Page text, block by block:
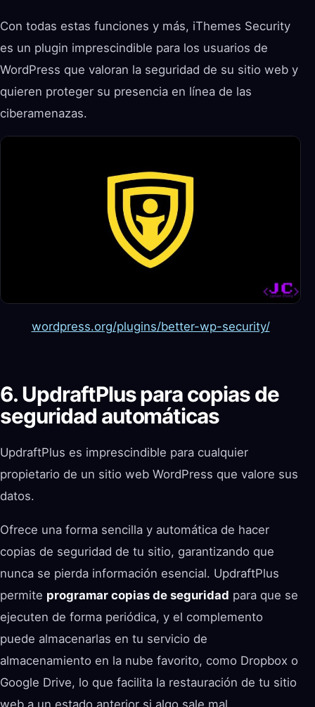
Con todas estas funciones y más, iThemes Security
es un plugin imprescindible para los usuarios de
WordPress que valoran la seguridad de su sitio web y
quieren proteger su presencia en línea de las
ciberamenazas.
wordpress.org/plugins/better-wp-security/
6. UpdraftPlus para copias de
seguridad automáticas
UpdraftPlus es imprescindible para cualquier
propietario de un sitio web WordPress que valore sus
datos.
Ofrece una forma sencilla y automática de hacer
copias de seguridad de tu sitio, garantizando que
nunca se pierda información esencial. UpdraftPlus
permite programar copias de seguridad para que se
ejecuten de forma periódica, y el complemento
puede almacenarlas en tu servicio de
almacenamiento en la nube favorito, como Dropbox o
Google Drive, lo que facilita la restauración de tu sitio
web a un estado anterior si algo sale mal.